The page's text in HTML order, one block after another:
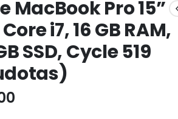
MacBook Pro 15”
i7, 16 GB RAM,
SSD, Cycle 519